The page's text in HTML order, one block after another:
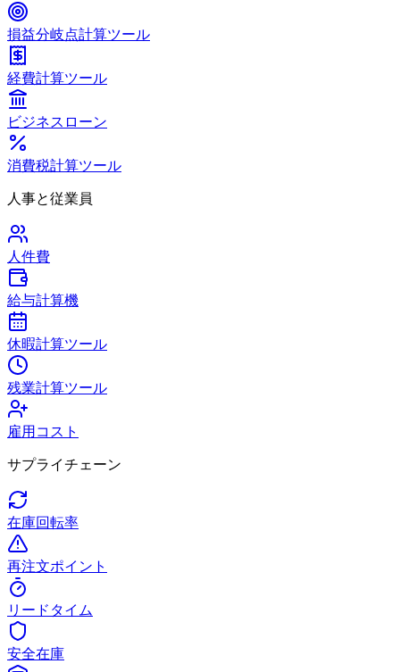
損益分岐点計算ツール
経費計算ツール
ビジネスローン
消費税計算ツール
人事と従業員
人件費
給与計算機
休暇計算ツール
残業計算ツール
雇用コスト
サプライチェーン
在庫回転率
再注文ポイント
リードタイム
安全在庫